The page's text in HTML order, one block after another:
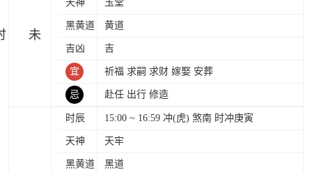
天神 玉堂
黑黄道 黄道
吉凶 吉
宜 祈福 求嗣 求财 嫁娶 安葬
忌 赴任 出行 修造
时辰 15:00 ~ 16:59 冲(虎) 煞南 时冲庚寅
天神 天牢
黑黄道 黑道